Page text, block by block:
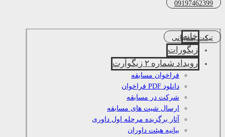
09197462399
تیکت پشتیبانی
خانه
زیگورات
رویداد شماره ۲ زیگوآرت
فراخوان مسابقه
دانلود PDF فراخوان
شرکت در مسابقه
ارسال شیت های مسابقه
آثار برگزیده مرحله اول داوری
بیانیه هیئت داوران